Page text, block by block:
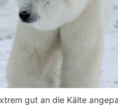
gut an die Kälte